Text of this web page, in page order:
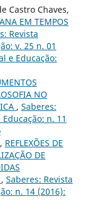
Castro Chaves,
EM TEMPOS
Revista
v. 25 n. 01
e Educação:
NO
, Saberes:
n. 11
REFLEXÕES DE
DE
, Saberes: Revista
n. 14 (2016):